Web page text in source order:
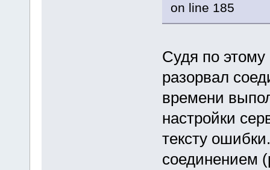
on line 185
Судя по
разорвал
времени
настройки
тексту
соединением